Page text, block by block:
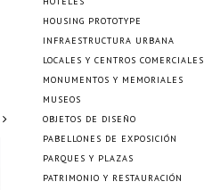
HOUSING PROTOTYPE
INFRAESTRUCTURA URBANA
LOCALES Y CENTROS COMERCIALES
MONUMENTOS Y MEMORIALES
MUSEOS
OBJETOS DE DISEÑO
PABELLONES DE EXPOSICIÓN
PARQUES Y PLAZAS
PATRIMONIO Y RESTAURACIÓN